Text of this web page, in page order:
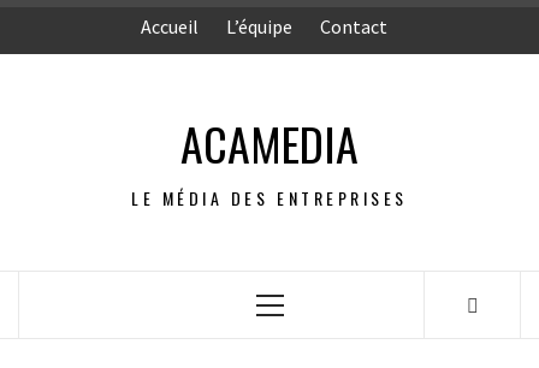
Accueil L’équipe Contact
ACAMEDIA
LE MÉDIA DES ENTREPRISES
Menu